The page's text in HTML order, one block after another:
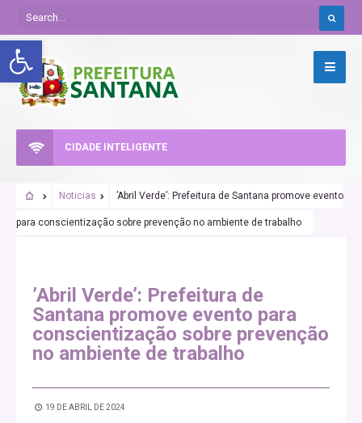
Abrir a barra de ferramentas
CIDADE INTELIGENTE
Noticias ’Abril Verde’: Prefeitura de Santana promove evento
para conscientização sobre prevenção no ambiente de trabalho
’Abril Verde’: Prefeitura de
Santana promove evento para
conscientização sobre prevenção
no ambiente de trabalho
19 DE ABRIL DE 2024